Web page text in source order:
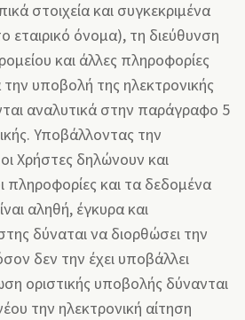
στοιχεία και συγκεκριμένα
όνομα), τη διεύθυνση
και άλλες πληροφορίες
υποβολή της ηλεκτρονικής
αναλυτικά στην παράγραφο 5
Υποβάλλοντας την
Χρήστες δηλώνουν και
πληροφορίες και τα δεδομένα
αληθή, έγκυρα και
δύναται να διορθώσει την
δεν την έχει υποβάλλει
οριστικής υποβολής δύνανται
την ηλεκτρονική αίτηση